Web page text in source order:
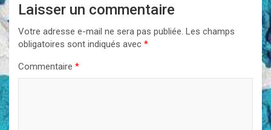
Laisser un commentaire
Votre adresse e-mail ne sera pas publiée. Les champs
obligatoires sont indiqués avec *
Commentaire *